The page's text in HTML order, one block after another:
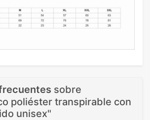
sobre
poliéster transpirable con
unisex"